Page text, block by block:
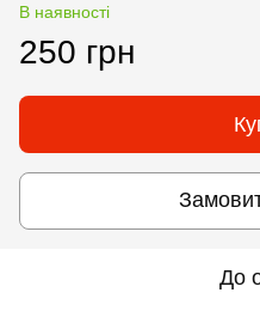
В наявності
250 грн
До